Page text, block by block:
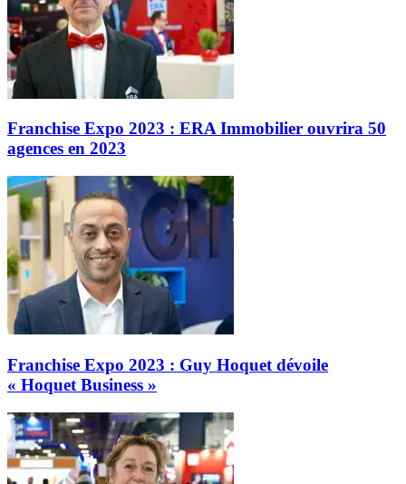
Franchise Expo 2023 : ERA Immobilier ouvrira 50
agences en 2023
Franchise Expo 2023 : Guy Hoquet dévoile
« Hoquet Business »